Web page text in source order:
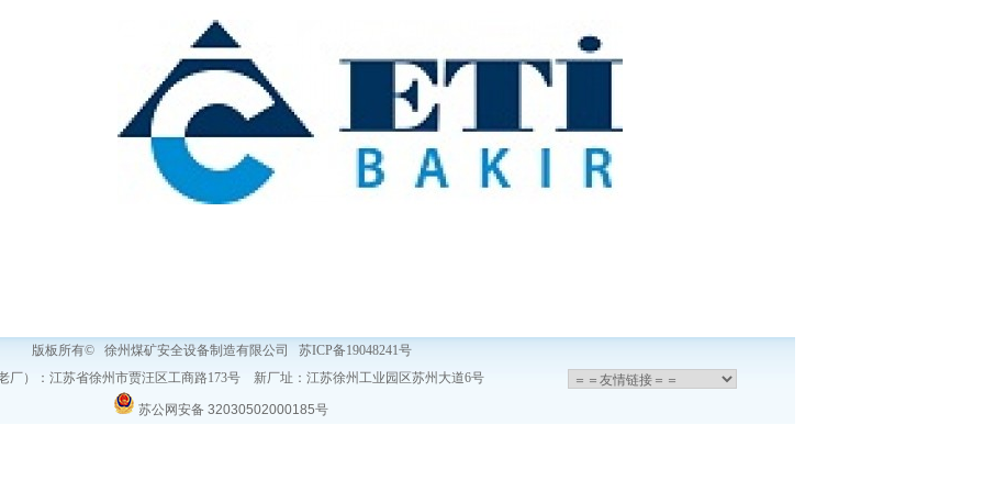
版板所有© 徐州煤矿安全设备制造有限公司 苏ICP备19048241号
厂）：江苏省徐州市贾汪区工商路173号 新厂址：江苏徐州工业园区苏州大道6号
苏公网安备 32030502000185号